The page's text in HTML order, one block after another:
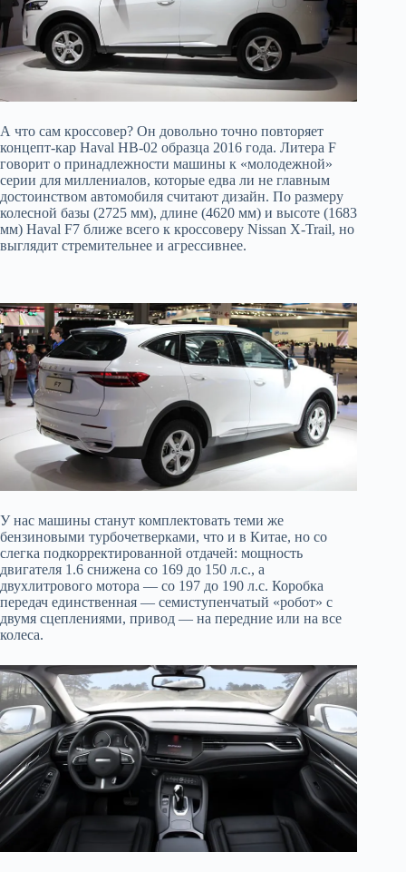
А что сам кроссовер? Он довольно точно повторяет
концепт-кар Haval HB-02 образца 2016 года. Литера F
говорит о принадлежности машины к «молодежной»
серии для миллениалов, которые едва ли не главным
достоинством автомобиля считают дизайн. По размеру
колесной базы (2725 мм), длине (4620 мм) и высоте (1683
мм) Haval F7 ближе всего к кроссоверу Nissan X-Trail, но
выглядит стремительнее и агрессивнее.
У нас машины станут комплектовать теми же
бензиновыми турбочетверками, что и в Китае, но со
слегка подкорректированной отдачей: мощность
двигателя 1.6 снижена со 169 до 150 л.с., а
двухлитрового мотора — со 197 до 190 л.с. Коробка
передач единственная — семиступенчатый «робот» с
двумя сцеплениями, привод — на передние или на все
колеса.